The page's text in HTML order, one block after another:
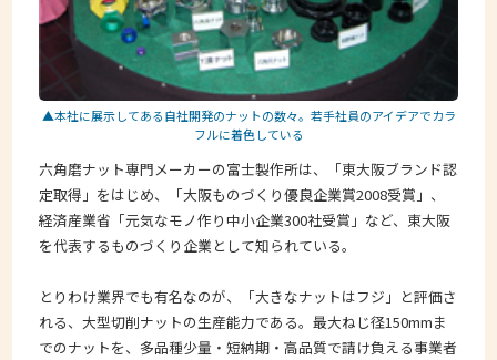
▲本社に展示してある自社開発のナットの数々。若手社員のアイデアでカラ
フルに着色している
六角磨ナット専門メーカーの富士製作所は、「東大阪ブランド認
定取得」をはじめ、「大阪ものづくり優良企業賞2008受賞」、
経済産業省「元気なモノ作り中小企業300社受賞」など、東大阪
を代表するものづくり企業として知られている。
とりわけ業界でも有名なのが、「大きなナットはフジ」と評価さ
れる、大型切削ナットの生産能力である。最大ねじ径150mmま
でのナットを、多品種少量・短納期・高品質で請け負える事業者